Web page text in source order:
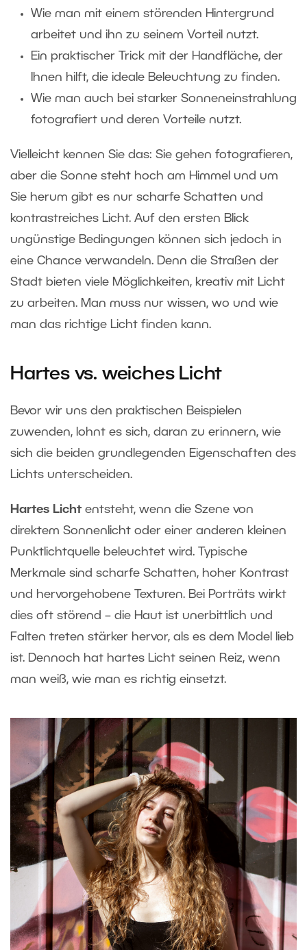
Wie man mit einem störenden Hintergrund
arbeitet und ihn zu seinem Vorteil nutzt.
Ein praktischer Trick mit der Handfläche, der
Ihnen hilft, die ideale Beleuchtung zu finden.
Wie man auch bei starker Sonneneinstrahlung
fotografiert und deren Vorteile nutzt.
Vielleicht kennen Sie das: Sie gehen fotografieren,
aber die Sonne steht hoch am Himmel und um
Sie herum gibt es nur scharfe Schatten und
kontrastreiches Licht. Auf den ersten Blick
ungünstige Bedingungen können sich jedoch in
eine Chance verwandeln. Denn die Straßen der
Stadt bieten viele Möglichkeiten, kreativ mit Licht
zu arbeiten. Man muss nur wissen, wo und wie
man das richtige Licht finden kann.
Hartes vs. weiches Licht
Bevor wir uns den praktischen Beispielen
zuwenden, lohnt es sich, daran zu erinnern, wie
sich die beiden grundlegenden Eigenschaften des
Lichts unterscheiden.
Hartes Licht entsteht, wenn die Szene von
direktem Sonnenlicht oder einer anderen kleinen
Punktlichtquelle beleuchtet wird. Typische
Merkmale sind scharfe Schatten, hoher Kontrast
und hervorgehobene Texturen. Bei Porträts wirkt
dies oft störend – die Haut ist unerbittlich und
Falten treten stärker hervor, als es dem Model lieb
ist. Dennoch hat hartes Licht seinen Reiz, wenn
man weiß, wie man es richtig einsetzt.